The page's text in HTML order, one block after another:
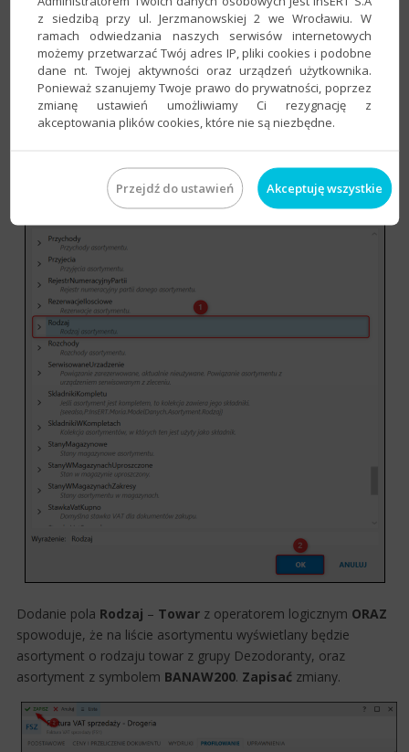
W wywołanym oknie należy wskazać pole i kliknąćOK.
Dodanie pola Rodzaj – Towar z operatorem logicznym ORAZ
spowoduje, że na liście asortymentu wyświetlany będzie
asortyment o rodzaju towar z grupy Dezodoranty, oraz
asortyment z symbolem BANAW200. Zapisać zmiany.
z siedzibą przy ul. Jerzmanowskiej 2 we Wrocławiu. W
ramach odwiedzania naszych serwisów internetowych
możemy przetwarzać Twój adres IP, pliki cookies i podobne
dane nt. Twojej aktywności oraz urządzeń użytkownika.
Ponieważ szanujemy Twoje prawo do prywatności, poprzez
zmianę ustawień umożliwiamy Ci rezygnację z
akceptowania plików cookies, które nie są niezbędne.
Przejdź do ustawień Akceptuję wszystkie